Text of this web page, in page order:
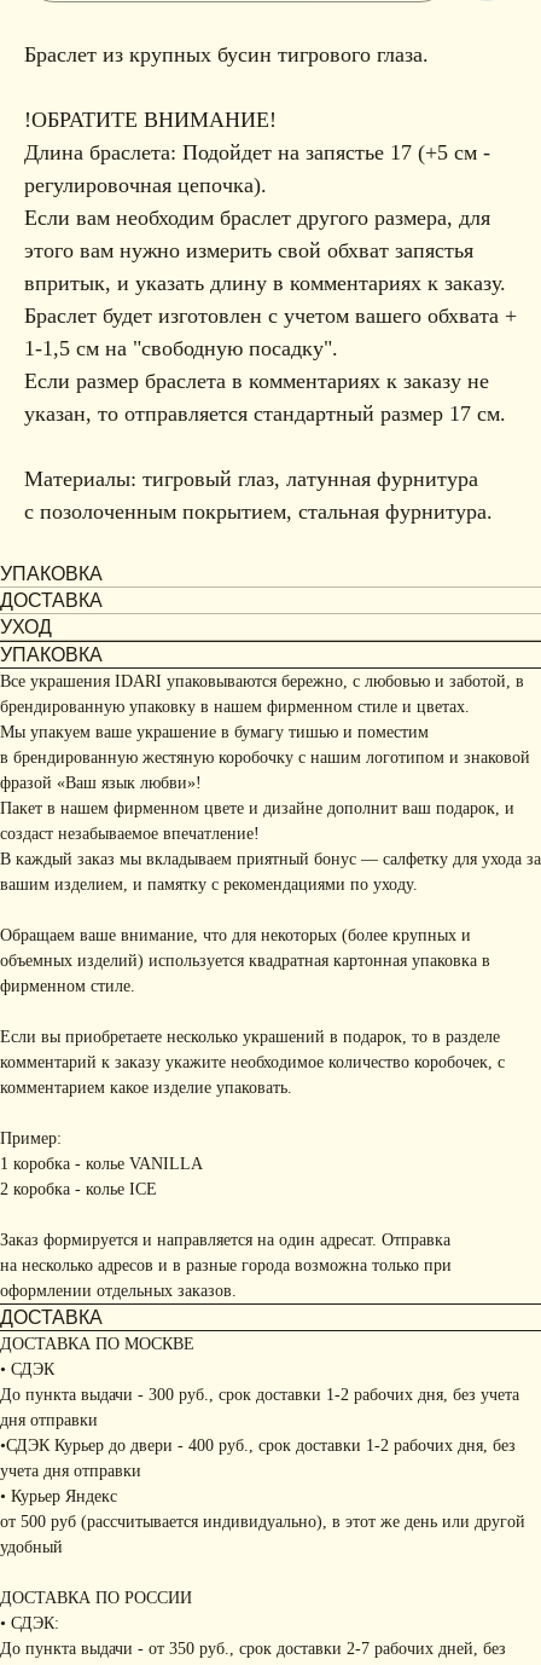
Браслет из крупных бусин тигрового глаза.
!ОБРАТИТЕ ВНИМАНИЕ!
Длина браслета: Подойдет на запястье 17 (+5 см -
регулировочная цепочка).
Если вам необходим браслет другого размера, для
этого вам нужно измерить свой обхват запястья
впритык, и указать длину в комментариях к заказу.
Браслет будет изготовлен с учетом вашего обхвата +
1-1,5 см на "свободную посадку".
Если размер браслета в комментариях к заказу не
указан, то отправляется стандартный размер 17 см.
Материалы: тигровый глаз, латунная фурнитура
с позолоченным покрытием, стальная фурнитура.
УПАКОВКА
ДОСТАВКА
УХОД
УПАКОВКА
Все украшения IDARI упаковываются бережно, с любовью и заботой, в
брендированную упаковку в нашем фирменном стиле и цветах.
Мы упакуем ваше украшение в бумагу тишью и поместим
в брендированную жестяную коробочку с нашим логотипом и знаковой
фразой «Ваш язык любви»!
Пакет в нашем фирменном цвете и дизайне дополнит ваш подарок, и
создаст незабываемое впечатление!
В каждый заказ мы вкладываем приятный бонус — салфетку для ухода за
вашим изделием, и памятку с рекомендациями по уходу.
Обращаем ваше внимание, что для некоторых (более крупных и
объемных изделий) используется квадратная картонная упаковка в
фирменном стиле.
Если вы приобретаете несколько украшений в подарок, то в разделе
комментарий к заказу укажите необходимое количество коробочек, с
комментарием какое изделие упаковать.
Пример:
1 коробка - колье VANILLA
2 коробка - колье ICE
Заказ формируется и направляется на один адресат. Отправка
на несколько адресов и в разные города возможна только при
оформлении отдельных заказов.
ДОСТАВКА
ДОСТАВКА ПО МОСКВЕ
• СДЭК
До пункта выдачи - 300 руб., срок доставки 1-2 рабочих дня, без учета
дня отправки
•СДЭК Курьер до двери - 400 руб., срок доставки 1-2 рабочих дня, без
учета дня отправки
• Курьер Яндекс
от 500 руб (рассчитывается индивидуально), в этот же день или другой
удобный
ДОСТАВКА ПО РОССИИ
• СДЭК:
До пункта выдачи - от 350 руб., срок доставки 2-7 рабочих дней, без